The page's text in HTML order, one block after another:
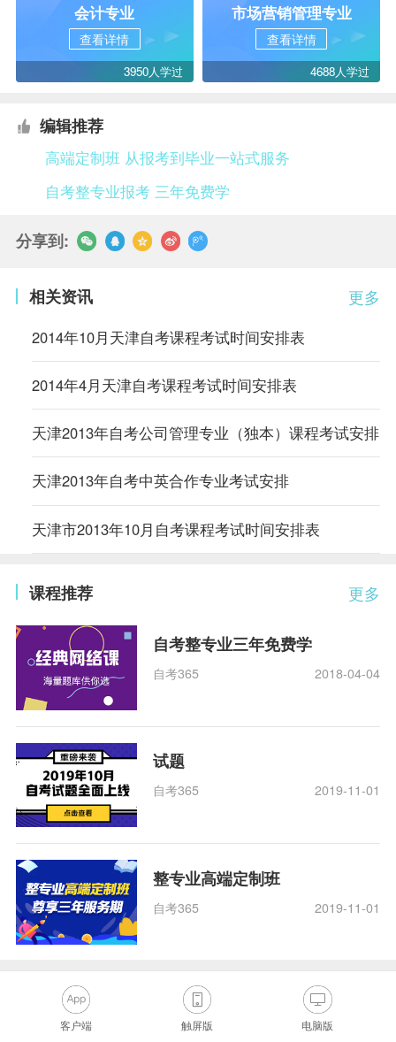
会计专业
查看详情
3950人学过
市场营销管理专业
查看详情
4688人学过
编辑推荐
高端定制班 从报考到毕业一站式服务
自考整专业报考 三年免费学
分享到:
更多
相关资讯
2014年10月天津自考课程考试时间安排表
2014年4月天津自考课程考试时间安排表
天津2013年自考公司管理专业（独本）课程考试安排
天津2013年自考中英合作专业考试安排
天津市2013年10月自考课程考试时间安排表
更多
课程推荐
自考整专业三年免费学
自考365 2018-04-04
试题
自考365 2019-11-01
整专业高端定制班
自考365 2019-11-01
客户端 触屏版 电脑版